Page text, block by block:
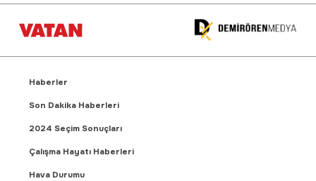
Haberler
Son Dakika Haberleri
2024 Seçim Sonuçları
Çalışma Hayatı Haberleri
Hava Durumu